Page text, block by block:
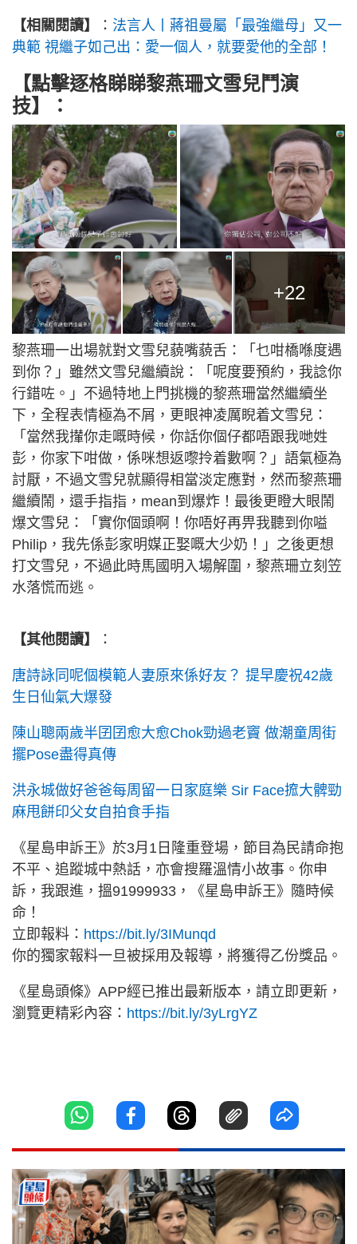
【相關閱讀】 ： 法言人丨蔣祖曼屬「最強繼母」又一
典範 視繼子如己出：愛一個人，就要愛他的全部！
【點擊逐格睇睇黎燕珊文雪兒鬥演
技】：
+22
黎燕珊一出場就對文雪兒藐嘴藐舌：「乜咁橋喺度遇
到你？」雖然文雪兒繼續說：「呢度要預約，我諗你
行錯咗。」不過特地上門挑機的黎燕珊當然繼續坐
下，全程表情極為不屑，更眼神凌厲睨着文雪兒：
「當然我攆你走嘅時候，你話你個仔都唔跟我哋姓
彭，你家下咁做，係咪想返嚟拎着數啊？」語氣極為
討厭，不過文雪兒就顯得相當淡定應對，然而黎燕珊
繼續鬧，還手指指，mean到爆炸！最後更瞪大眼鬧
爆文雪兒：「實你個頭啊！你唔好再畀我聽到你嗌
Philip，我先係彭家明媒正娶嘅大少奶！」之後更想
打文雪兒，不過此時馬國明入場解圍，黎燕珊立刻笠
水落慌而逃。
【其他閱讀】 ：
唐詩詠同呢個模範人妻原來係好友？ 提早慶祝42歲
生日仙氣大爆發
陳山聰兩歲半囝囝愈大愈Chok勁過老竇 做潮童周街
擺Pose盡得真傳
洪永城做好爸爸每周留一日家庭樂 Sir Face搲大髀勁
麻甩餅印父女自拍食手指
《星島申訴王》於3月1日隆重登場，節目為民請命抱
不平、追蹤城中熱話，亦會搜羅溫情小故事。你申
訴，我跟進，搵91999933，《星島申訴王》隨時候
命！
立即報料： https://bit.ly/3IMunqd
你的獨家報料一旦被採用及報導，將獲得乙份獎品。
《星島頭條》APP經已推出最新版本，請立即更新，
瀏覽更精彩內容： https://bit.ly/3yLrgYZ